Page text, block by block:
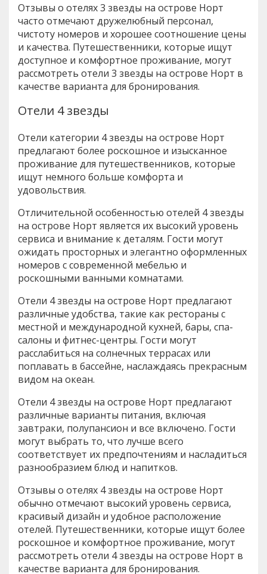
Отзывы о отелях 3 звезды на острове Норт
часто отмечают дружелюбный персонал,
чистоту номеров и хорошее соотношение цены
и качества. Путешественники, которые ищут
доступное и комфортное проживание, могут
рассмотреть отели 3 звезды на острове Норт в
качестве варианта для бронирования.
Отели 4 звезды
Отели категории 4 звезды на острове Норт
предлагают более роскошное и изысканное
проживание для путешественников, которые
ищут немного больше комфорта и
удовольствия.
Отличительной особенностью отелей 4 звезды
на острове Норт является их высокий уровень
сервиса и внимание к деталям. Гости могут
ожидать просторных и элегантно оформленных
номеров с современной мебелью и
роскошными ванными комнатами.
Отели 4 звезды на острове Норт предлагают
различные удобства, такие как рестораны с
местной и международной кухней, бары, спа-
салоны и фитнес-центры. Гости могут
расслабиться на солнечных террасах или
поплавать в бассейне, наслаждаясь прекрасным
видом на океан.
Отели 4 звезды на острове Норт предлагают
различные варианты питания, включая
завтраки, полупансион и все включено. Гости
могут выбрать то, что лучше всего
соответствует их предпочтениям и насладиться
разнообразием блюд и напитков.
Отзывы о отелях 4 звезды на острове Норт
обычно отмечают высокий уровень сервиса,
красивый дизайн и удобное расположение
отелей. Путешественники, которые ищут более
роскошное и комфортное проживание, могут
рассмотреть отели 4 звезды на острове Норт в
качестве варианта для бронирования.